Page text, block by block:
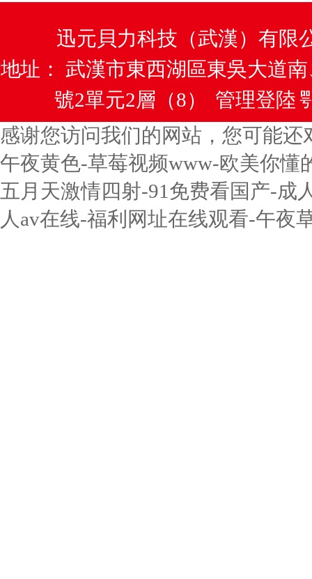
迅元貝力科技（武漢）有限
地址： 武漢市東西湖區東吳大道
號2單元2層（8）
管理登陸
感谢您访问我们的网站，您可能还
午夜黄色-草莓视频www-欧美你懂
五月天激情四射-91免费看国产-成
人av在线-福利网址在线观看-午夜